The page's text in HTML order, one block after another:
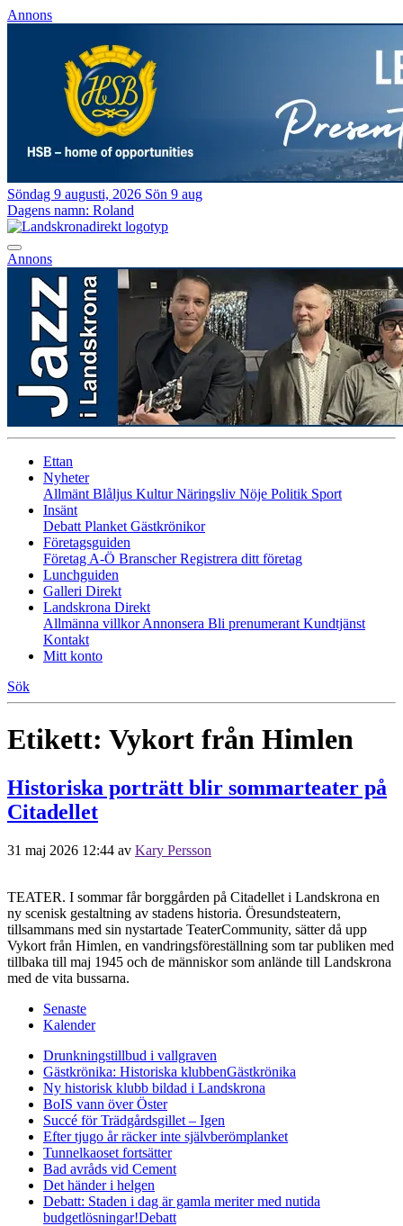
Annons
Söndag 9 augusti, 2026 Sön 9 aug
Dagens namn: Roland
Annons
Ettan
Nyheter
Allmänt Blåljus KulturNäringsliv Nöje Politik Sport
Insänt
Debatt Planket Gästkrönikor
Företagsguiden
Företag A-Ö BranscherRegistrera ditt företag
Lunchguiden
Galleri Direkt
Landskrona Direkt
Allmänna villkorAnnonsera Bli prenumerant Kundtjänst
Kontakt
Mitt konto
Sök
Etikett: Vykort från Himlen
Historiska porträtt blir sommarteater på
Citadellet
31 maj 2026 12:44 av Kary Persson
TEATER. I sommar får borggården på Citadellet i Landskrona en
ny scenisk gestaltning av stadens historia. Öresundsteatern,
tillsammans med sin nystartade TeaterCommunity, sätter då upp
Vykort från Himlen, en vandringsföreställning som tar publiken med
tillbaka till maj 1945 och de människor som anlände till Landskrona
med de vita bussarna.
Senaste
Kalender
Drunkningstillbud i vallgraven
Gästkrönika: Historiska klubbenGästkrönika
Ny historisk klubb bildad i Landskrona
BoIS vann över Öster
Succé för Trädgårdsgillet – Igen
Efter tjugo år räcker inte självberömplanket
Tunnelkaoset fortsätter
Bad avråds vid Cement
Det händer i helgen
Debatt: Staden i dag är gamla meriter med nutida
budgetlösningar!Debatt